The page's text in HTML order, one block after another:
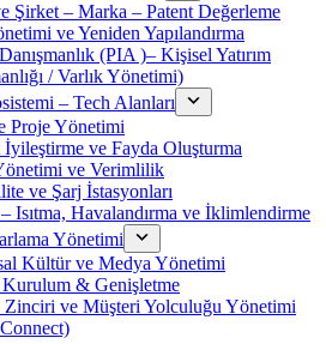
Şirket – Marka – Patent Değerleme
ve Yeniden Yapılandırma
(PIA )– Kişisel Yatırım
/ Varlık Yönetimi)
– Tech Alanları
Proje Yönetimi
ve Fayda Oluşturma
ve Verimlilik
ve Şarj İstasyonları
Isıtma, Havalandırma ve İklimlendirme
Yönetimi
Kültür ve Medya Yönetimi
& Genişletme
Zinciri ve Müşteri Yolculuğu Yönetimi